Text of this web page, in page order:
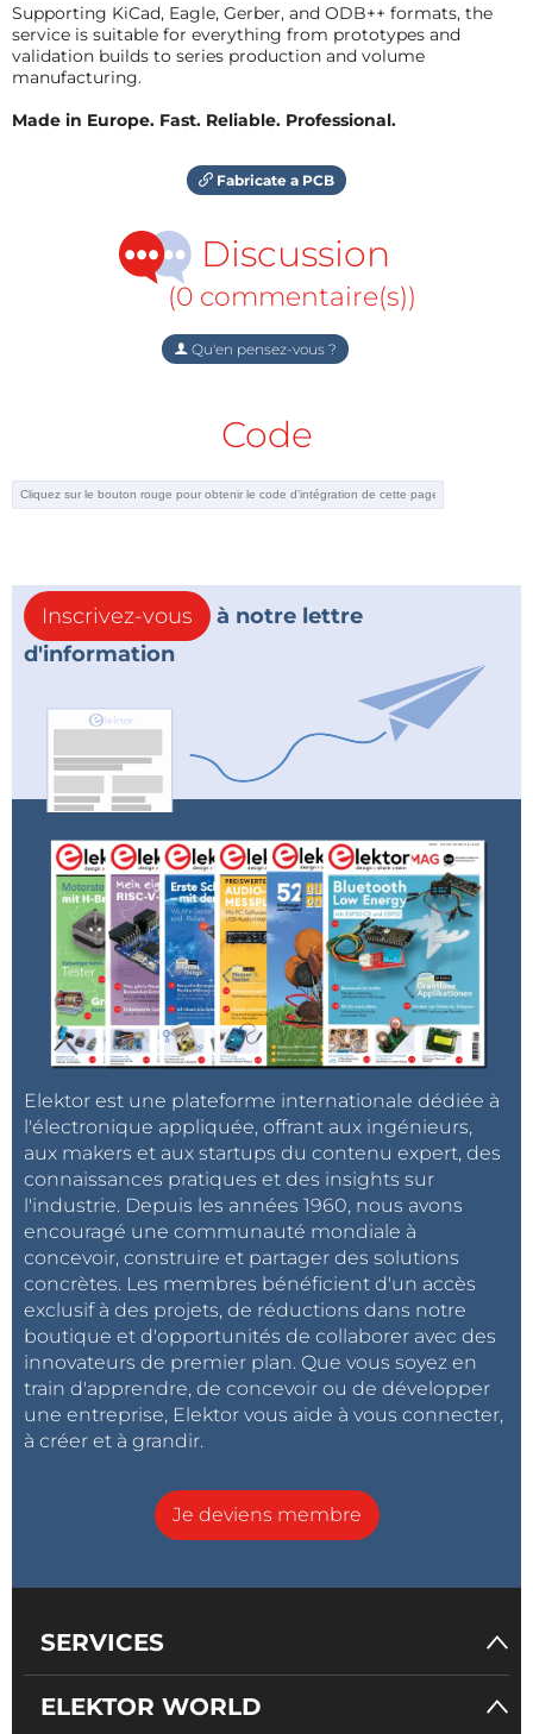
Supporting KiCad, Eagle, Gerber, and ODB++ formats, the
service is suitable for everything from prototypes and
validation builds to series production and volume
manufacturing.
Made in Europe. Fast. Reliable. Professional.
Fabricate a PCB
Discussion
(0 commentaire(s))
Qu'en pensez-vous ?
Code
Inscrivez-vous
à notre lettre
d'information
Elektor est une plateforme internationale dédiée à
l'électronique appliquée, offrant aux ingénieurs,
aux makers et aux startups du contenu expert, des
connaissances pratiques et des insights sur
l'industrie. Depuis les années 1960, nous avons
encouragé une communauté mondiale à
concevoir, construire et partager des solutions
concrètes. Les membres bénéficient d'un accès
exclusif à des projets, de réductions dans notre
boutique et d'opportunités de collaborer avec des
innovateurs de premier plan. Que vous soyez en
train d'apprendre, de concevoir ou de développer
une entreprise, Elektor vous aide à vous connecter,
à créer et à grandir.
Je deviens membre
SERVICES
ELEKTOR WORLD